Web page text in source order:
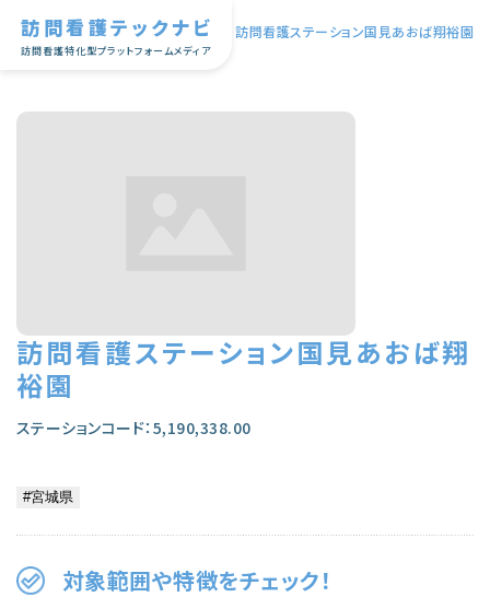
訪問看護テックナビ
訪問看護特化型プラットフォームメディア
TOP 訪問看護ステーション国見あおば翔裕園
訪問看護ステーション国見あおば翔
裕園
ステーションコード：5,190,338.00
対象範囲や特徴をチェック！